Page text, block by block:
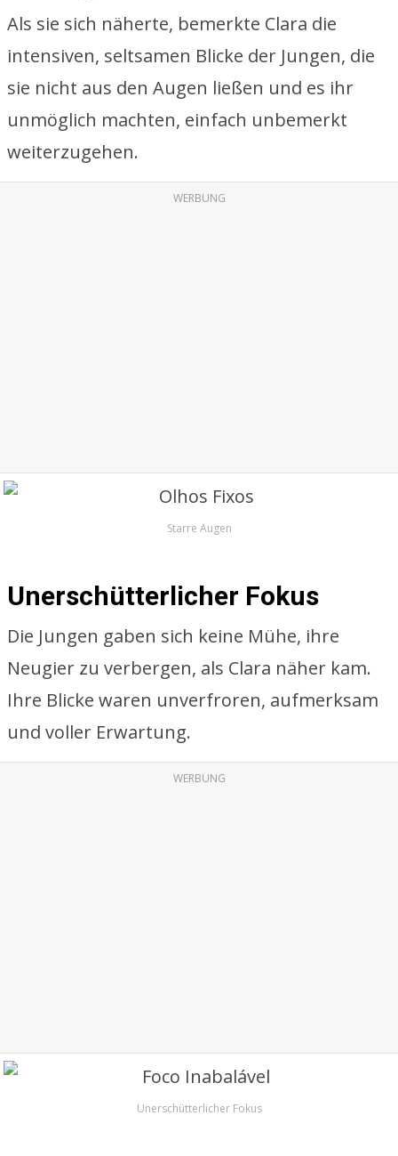
Als sie sich näherte, bemerkte Clara die
intensiven, seltsamen Blicke der Jungen, die
sie nicht aus den Augen ließen und es ihr
unmöglich machten, einfach unbemerkt
weiterzugehen.
WERBUNG
Starre Augen
Unerschütterlicher Fokus
Die Jungen gaben sich keine Mühe, ihre
Neugier zu verbergen, als Clara näher kam.
Ihre Blicke waren unverfroren, aufmerksam
und voller Erwartung.
WERBUNG
Unerschütterlicher Fokus